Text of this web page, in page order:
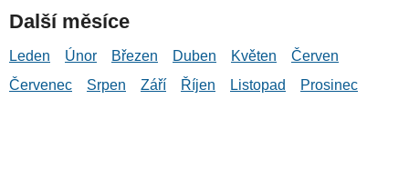
Další měsíce
Leden Únor Březen Duben Květen
Červen
Červenec
Srpen Září Říjen Listopad Prosinec